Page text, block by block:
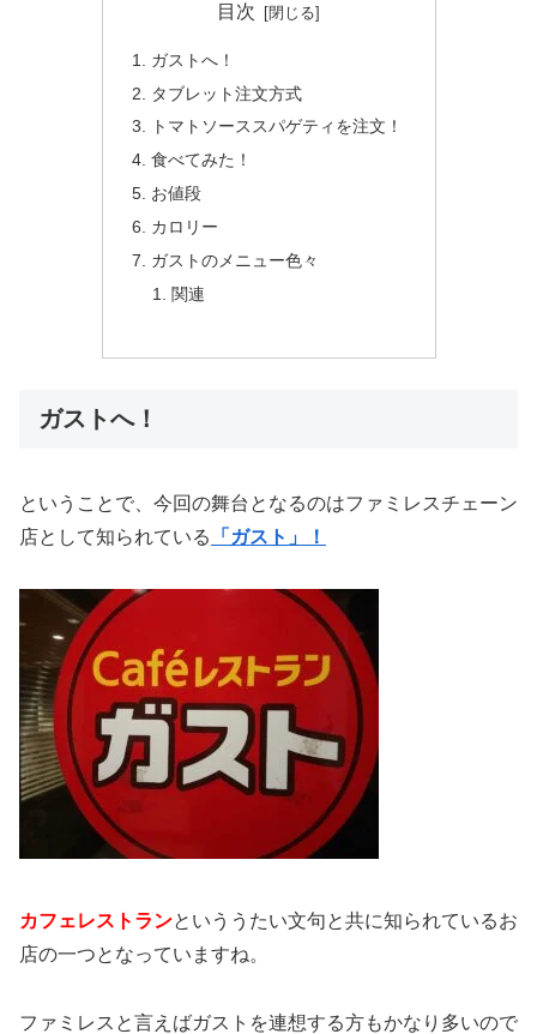
目次
ガストへ！
タブレット注文方式
トマトソーススパゲティを注文！
食べてみた！
お値段
カロリー
ガストのメニュー色々
関連
ガストへ！
ということで、今回の舞台となるのはファミレスチェーン
店として知られている
「ガスト」！
カフェレストランといううたい文句と共に知られているお
店の一つとなっていますね。
ファミレスと言えばガストを連想する方もかなり多いので